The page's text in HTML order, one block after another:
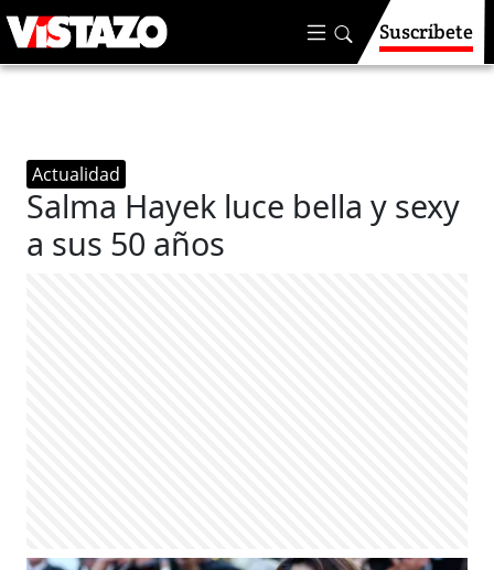
Suscríbete
Actualidad
Salma Hayek luce bella y sexy
a sus 50 años